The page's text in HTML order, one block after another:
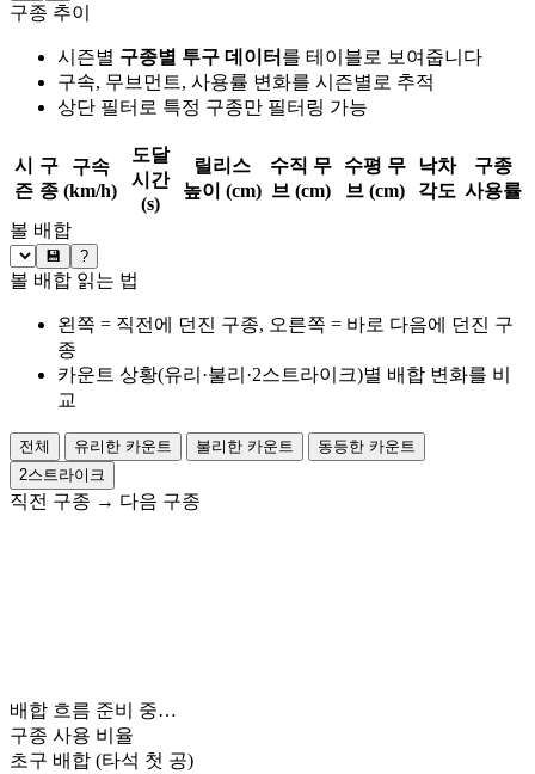
구종 추이
시즌별 구종별 투구 데이터 를 테이블로 보여줍니다
구속, 무브먼트, 사용률 변화를 시즌별로 추적
상단 필터로 특정 구종만 필터링 가능
시
즌
구
종
구속
(km/h)
도달
시간
(s)
릴리스
높이 (cm)
수직 무
브 (cm)
수평 무
브 (cm)
낙차
각도
구종
사용률
볼 배합
💾 ?
볼 배합 읽는 법
왼쪽 = 직전에 던진 구종, 오른쪽 = 바로 다음에 던진 구
종
카운트 상황(유리·불리·2스트라이크)별 배합 변화를 비
교
전체 유리한 카운트 불리한 카운트
동등한 카운트
2스트라이크
직전 구종 → 다음 구종
배합 흐름 준비 중…
구종 사용 비율
초구 배합 (타석 첫 공)